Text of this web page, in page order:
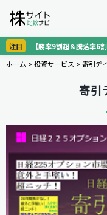
注目
【勝率9割超＆騰落率6
ホーム >投資サービス >寄引デ
寄引